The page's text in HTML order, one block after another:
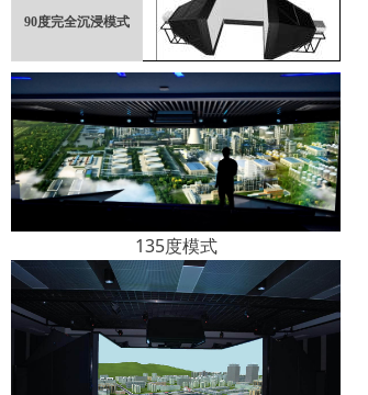
90度完全沉浸模式
135度模式